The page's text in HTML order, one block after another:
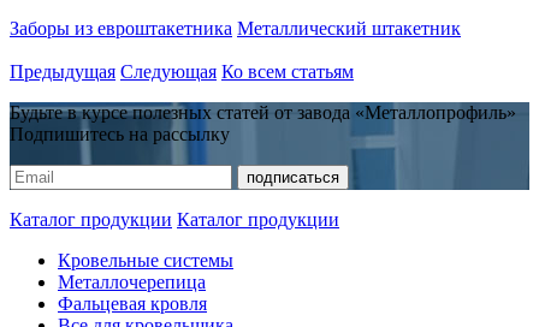
Заборы из евроштакетника Металлический штакетник
Предыдущая Следующая Ко всем статьям
Будьте в курсе полезных статей от завода «Металлопрофиль»
Подпишитесь на рассылку
Каталог продукции Каталог продукции
Кровельные системы
Металлочерепица
Фальцевая кровля